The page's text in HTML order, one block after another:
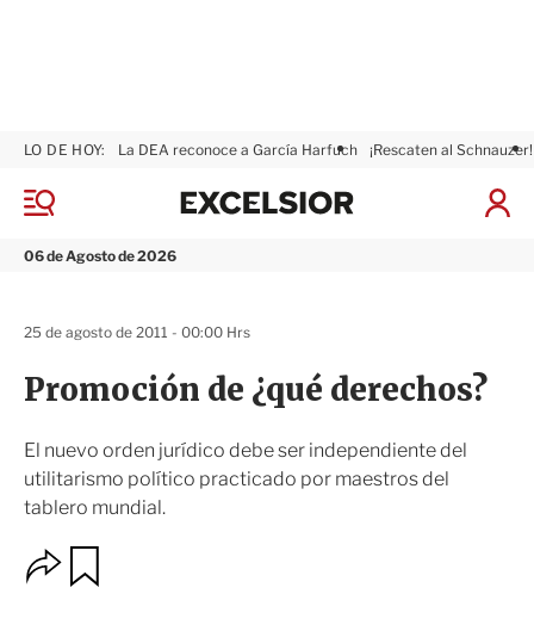
M
n
06 de Agosto de 2026
LO DE HOY: La DEA reconoce a García Harfuch ¡Rescaten al Schnauzer!
I
x
Promoción de ¿qué derechos?
El nuevo orden jurídico debe ser independiente del
utilitarismo político practicado por maestros del
tablero mundial.
25 de agosto de 2011 - 00:00 Hrs
O
p